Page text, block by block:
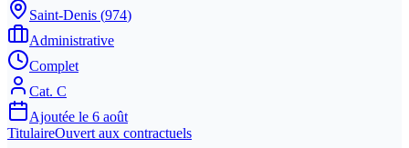
Saint-Denis (974)
Administrative
Complet
Cat. C
Ajoutée le 6 août
TitulaireOuvert aux contractuels